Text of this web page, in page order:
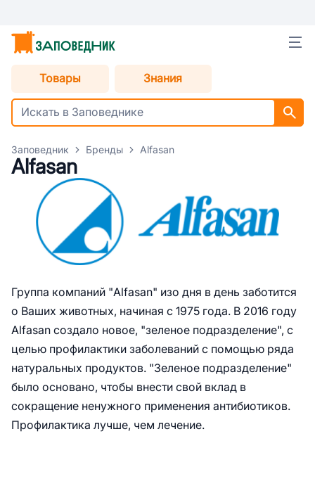
Товары Знания
Заповедник Бренды Alfasan
Alfasan
Группа компаний "Alfasan" изо дня в день заботится
о Ваших животных, начиная с 1975 года. В 2016 году
Alfasan создало новое, "зеленое подразделение", с
целью профилактики заболеваний с помощью ряда
натуральных продуктов. "Зеленое подразделение"
было основано, чтобы внести свой вклад в
сокращение ненужного применения антибиотиков.
Профилактика лучше, чем лечение.